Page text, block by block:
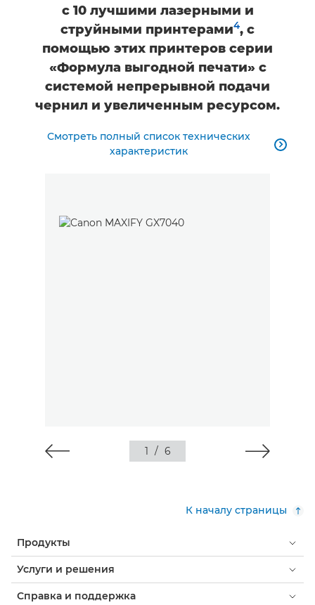
с 10 лучшими лазерными и
струйными принтерами4, с
помощью этих принтеров серии
«Формула выгодной печати» с
системой непрерывной подачи
чернил и увеличенным ресурсом.
Смотреть полный список технических
характеристик

1 / 6
К началу страницы
Продукты
Услуги и решения
Справка и поддержка